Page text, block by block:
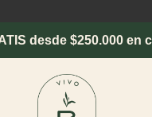
desde $250.000 en